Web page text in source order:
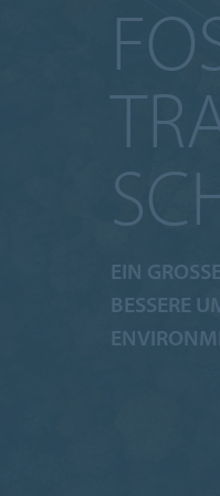
EIN
ESSERE